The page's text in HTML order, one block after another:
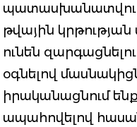
թվային
ունեն
օգնելով
իրականացնում
ապահովելով